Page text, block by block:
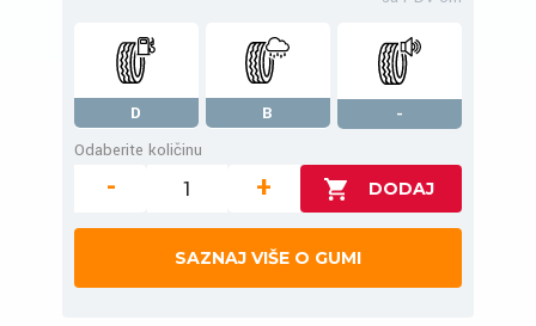
D B
-
Odaberite količinu
- +
SAZNAJ VIŠE O GUMI